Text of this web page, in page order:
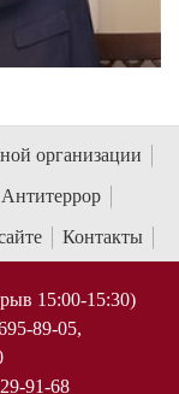
организации
Антитеррор
Контакты
15:00-15:30)
89-05,
91-68